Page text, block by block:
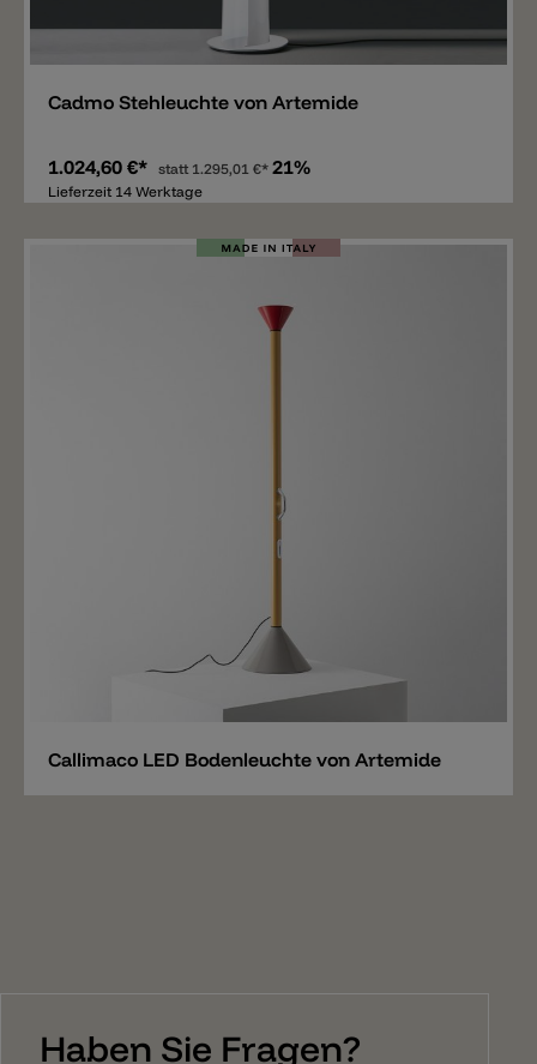
Merken
Cadmo Stehleuchte von Artemide
1.024,60 €* statt 1.295,01 €* 21%
Lieferzeit 14 Werktage
Callimaco LED Bodenleuchte von Artemide
Haben Sie Fragen?